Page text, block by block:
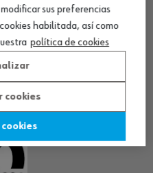
sus preferencias
habilitada, así como
política de cookies
cookies